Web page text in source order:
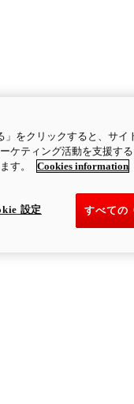
」をクリックすると、サ
ケティング活動を支援す
す。
Cookies information
すべての
設定